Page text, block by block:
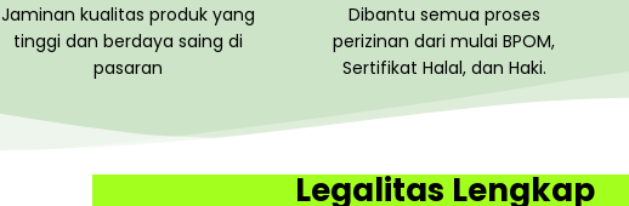
Jaminan kualitas produk yang
tinggi dan berdaya saing di
pasaran
Dibantu semua proses
perizinan dari mulai BPOM,
Sertifikat Halal, dan Haki.
Legalitas Lengkap